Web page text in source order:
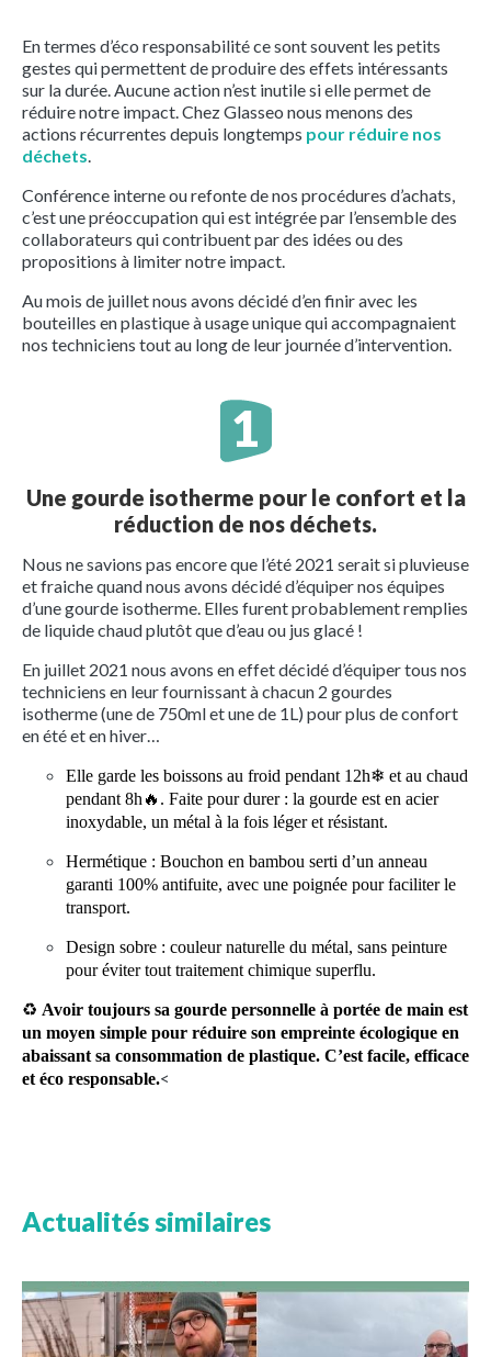
En termes d’éco responsabilité ce sont souvent les petits
gestes qui permettent de produire des effets intéressants
sur la durée. Aucune action n’est inutile si elle permet de
réduire notre impact. Chez Glasseo nous menons des
actions récurrentes depuis longtemps pour réduire nos
déchets
Conférence interne ou refonte de nos procédures d’achats,
c’est une préoccupation qui est intégrée par l’ensemble des
collaborateurs qui contribuent par des idées ou des
propositions à limiter notre impact.
Au mois de juillet nous avons décidé d’en finir avec les
bouteilles en plastique à usage unique qui accompagnaient
nos techniciens tout au long de leur journée d’intervention.
Une gourde isotherme pour le confort et la
réduction de nos déchets.
Nous ne savions pas encore que l’été 2021 serait si pluvieuse
et fraiche quand nous avons décidé d’équiper nos équipes
d’une gourde isotherme. Elles furent probablement remplies
de liquide chaud plutôt que d’eau ou jus glacé !
En juillet 2021 nous avons en effet décidé d’équiper tous nos
techniciens en leur fournissant à chacun 2 gourdes
isotherme (une de 750ml et une de 1L) pour plus de confort
en été et en hiver…
Elle garde les boissons au froid pendant 12h❄ et au chaud
pendant 8h 🔥 . Faite pour durer : la gourde est en acier
inoxydable, un métal à la fois léger et résistant.
Hermétique : Bouchon en bambou serti d’un anneau
garanti 100% antifuite, avec une poignée pour faciliter le
transport.
Design sobre : couleur naturelle du métal, sans peinture
pour éviter tout traitement chimique superflu.
♻️ Avoir toujours sa gourde personnelle à portée de main est
un moyen simple pour réduire son empreinte écologique en
abaissant sa consommation de plastique. C’est facile, efficace
et éco responsable.<
Actualités similaires